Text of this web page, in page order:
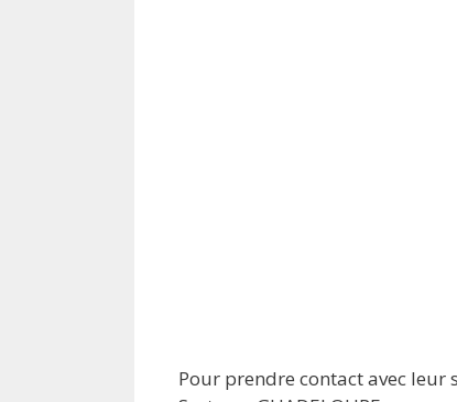
Pour prendre contact avec leur